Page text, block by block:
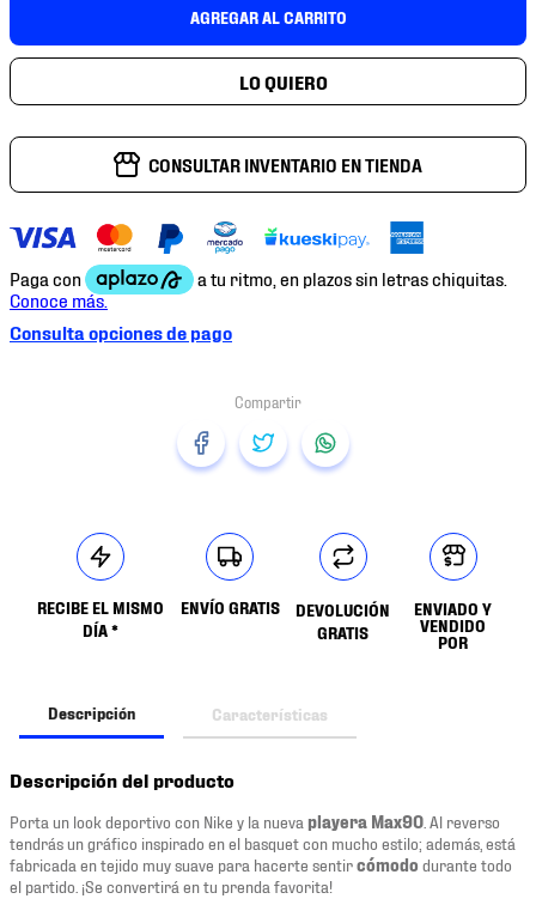
AGREGAR AL CARRITO
CONSULTAR INVENTARIO EN TIENDA
Consulta opciones de pago
RECIBE EL MISMO
DÍA *
ENVÍO GRATIS
DEVOLUCIÓN
GRATIS
ENVIADO Y
VENDIDO
POR
Descripción Características
Descripción del producto
Porta un look deportivo con Nike y la nueva playera Max90 . Al reverso
tendrás un gráfico inspirado en el basquet con mucho estilo; además, está
fabricada en tejido muy suave para hacerte sentircómodo durante todo
el partido. ¡Se convertirá en tu prenda favorita!